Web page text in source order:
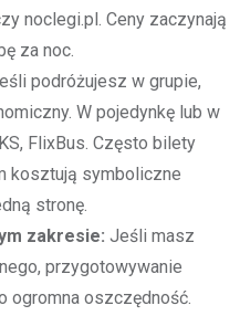
noclegi.pl. Ceny zaczynają
za noc.
podróżujesz w grupie,
W pojedynkę lub w
FlixBus. Często bilety
kosztują symboliczne
stronę.
zakresie: Jeśli masz
przygotowywanie
ogromna oszczędność.